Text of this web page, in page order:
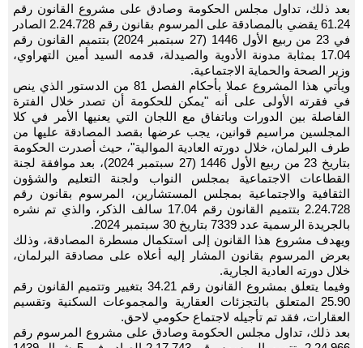
بعد ذلك، تداول مجلس الحكومة وصادق على مشروع القانون رقم
61.24 يقضي بالمصادقة على المرسوم بقانون رقم 2.24.728 الصادر
في 23 من ربيع الأول 1446 (27 سبتمبر 2024) بتتميم القانون رقم
17.04 بمثابة مدونة الأدوية والصيدلة، قدمه السيد أمين التهراوي،
وزير الصحة والحماية الاجتماعية.
ويأتي هذا المشروع عملا بأحكام الفصل 81 من الدستور الذي ينص
في فقرته الأولى على أنه "يمكن للحكومة أن تصدر خلال الفترة
الفاصلة بين الدورات وباتفاق مع اللجان التي يعنيها الأمر في كلا
المجلسين مراسيم قوانين، يجب عرضها بقصد المصادقة عليها من
طرف البرلمان، خلال دورته العادية الموالية"، حيث أصدرت الحكومة
بتاريخ 23 من ربيع الأول 1446 (27 سبتمبر 2024)، بعد موافقة لجنة
القطاعات الاجتماعية بمجلس النواب ولجنة التعليم والشؤون
الثقافية والاجتماعية بمجلس المستشارين، المرسوم بقانون رقم
2.24.728 بتتميم القانون رقم 17.04 سالف الذكر، والذي تم نشره
بالجريدة الرسمية عدد 7339 بتاريخ 30 سبتمبر 2024.
ويهدف مشروع هذا القانون إلى استكمال مسطرة المصادقة، وذلك
بعرض المرسوم بقانون المشار إليه أعلاه على مصادقة البرلمان،
خلال دورته العادية الجارية.
وفيما يتعلق بمشروع القانون رقم 34.21 بتغيير وتتميم القانون رقم
25.90 المتعلق بالتجزئات العقارية والمجموعات السكنية وتقسيم
العقارات، فقد تم تأجيله لاجتماع حكومي لاحق.
بعد ذلك، تداول مجلس الحكومة وصادق على مشروع المرسوم رقم